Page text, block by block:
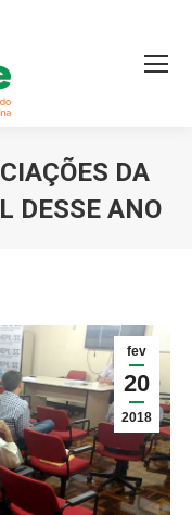
DA
DESSE ANO
fev
20
2018